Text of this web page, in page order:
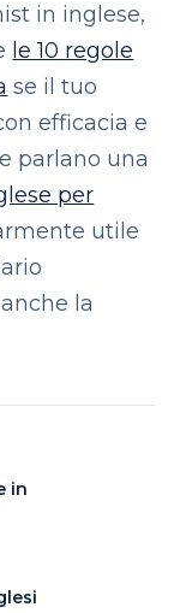
in inglese,
le 10 regole
se il tuo
efficacia e
parlano una
per
utile
la
in